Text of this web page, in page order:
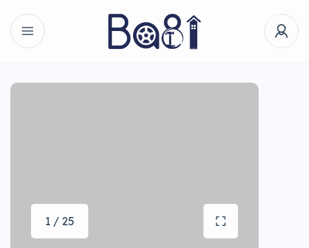
1 / 25